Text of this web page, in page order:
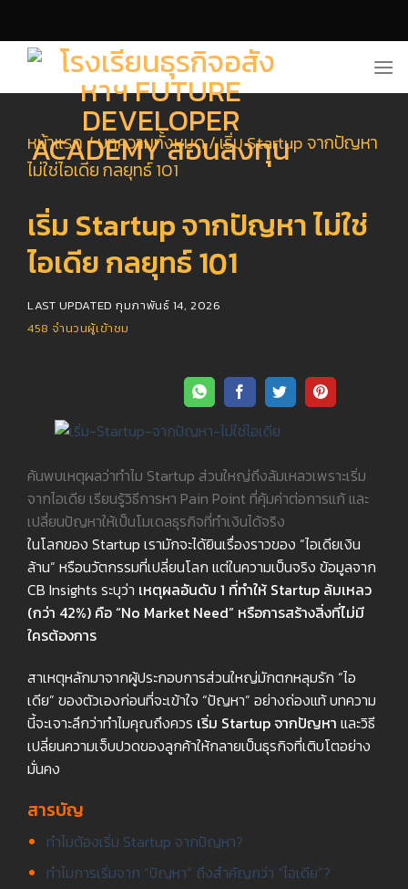
content
หน้าแรก /บทความทั้งหมด/เริ่ม Startup จากปัญหา
ไม่ใช่ไอเดีย กลยุทธ์ 101
เริ่ม Startup จากปัญหา ไม่ใช่
ไอเดีย กลยุทธ์ 101
LAST UPDATEDกุมภาพันธ์ 14, 2026
458 จำนวนผู้เข้าชม
ค้นพบเหตุผลว่าทำไม Startup ส่วนใหญ่ถึงล้มเหลวเพราะเริ่ม
จากไอเดีย เรียนรู้วิธีการหา Pain Point ที่คุ้มค่าต่อการแก้ และ
เปลี่ยนปัญหาให้เป็นโมเดลธุรกิจที่ทำเงินได้จริง
ในโลกของ Startup เรามักจะได้ยินเรื่องราวของ “ไอเดียเงิน
ล้าน” หรือนวัตกรรมที่เปลี่ยนโลก แต่ในความเป็นจริง ข้อมูลจาก
CB Insights ระบุว่า เหตุผลอันดับ 1 ที่ทำให้ Startup ล้มเหลว
(กว่า 42%) คือ “No Market Need” หรือการสร้างสิ่งที่ไม่มี
ใครต้องการ
สาเหตุหลักมาจากผู้ประกอบการส่วนใหญ่มักตกหลุมรัก “ไอ
เดีย” ของตัวเองก่อนที่จะเข้าใจ “ปัญหา” อย่างถ่องแท้ บทความ
นี้จะเจาะลึกว่าทำไมคุณถึงควร เริ่ม Startupจากปัญหา และวิธี
เปลี่ยนความเจ็บปวดของลูกค้าให้กลายเป็นธุรกิจที่เติบโตอย่าง
มั่นคง
สารบัญ
ทำไมต้องเริ่ม Startup จากปัญหา?
ทำไมการเริ่มจาก “ปัญหา” ถึงสำคัญกว่า “ไอเดีย”?